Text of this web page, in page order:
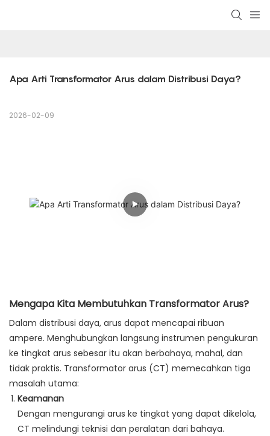
Apa Arti Transformator Arus dalam Distribusi Daya?
2026-02-09
Mengapa Kita Membutuhkan Transformator Arus?
Dalam distribusi daya, arus dapat mencapai ribuan
ampere. Menghubungkan langsung instrumen pengukuran
ke tingkat arus sebesar itu akan berbahaya, mahal, dan
tidak praktis. Transformator arus (CT) memecahkan tiga
masalah utama:
Keamanan
Dengan mengurangi arus ke tingkat yang dapat dikelola,
CT melindungi teknisi dan peralatan dari bahaya.